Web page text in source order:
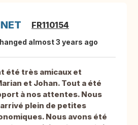
FR110154
almost 3 years ago
été très amicaux et
et Johan. Tout a été
à nos attentes. Nous
plein de petites
Nous avons été